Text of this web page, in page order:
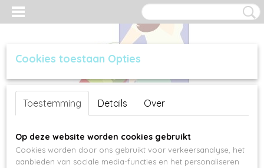
Inloggen Registreren
Cookies toestaan Opties
Toestemming Details Over
Op deze website worden cookies gebruikt
Cookies worden door ons gebruikt voor verkeersanalyse, het
aanbieden van sociale media-functies en het personaliseren